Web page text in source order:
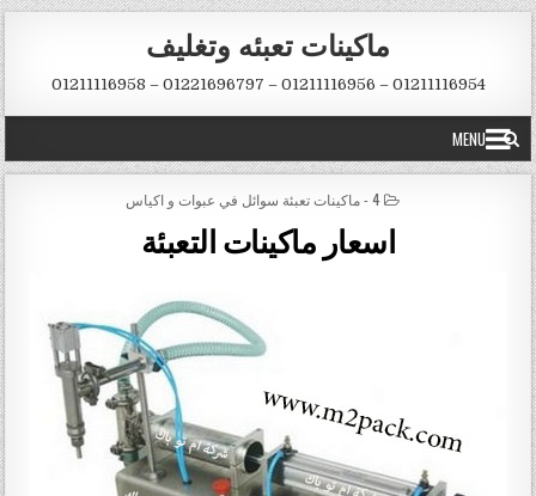
Skip to content
ماكينات تعبئه وتغليف
01211116954 – 01211116956 – 01221696797 – 01211116958
MENU
POSTED IN
4 - ماكينات تعبئة سوائل في عبوات و اكياس
اسعار ماكينات التعبئة